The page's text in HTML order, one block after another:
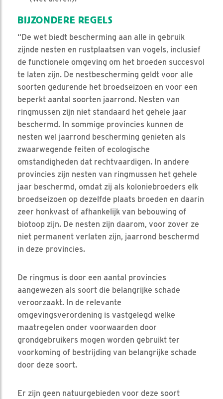
BIJZONDERE REGELS
“De wet biedt bescherming aan alle in gebruik
zijnde nesten en rustplaatsen van vogels, inclusief
de functionele omgeving om het broeden succesvol
te laten zijn. De nestbescherming geldt voor alle
soorten gedurende het broedseizoen en voor een
beperkt aantal soorten jaarrond. Nesten van
ringmussen zijn niet standaard het gehele jaar
beschermd. In sommige provincies kunnen de
nesten wel jaarrond bescherming genieten als
zwaarwegende feiten of ecologische
omstandigheden dat rechtvaardigen. In andere
provincies zijn nesten van ringmussen het gehele
jaar beschermd, omdat zij als koloniebroeders elk
broedseizoen op dezelfde plaats broeden en daarin
zeer honkvast of afhankelijk van bebouwing of
biotoop zijn. De nesten zijn daarom, voor zover ze
niet permanent verlaten zijn, jaarrond beschermd
in deze provincies.
De ringmus is door een aantal provincies
aangewezen als soort die belangrijke schade
veroorzaakt. In de relevante
omgevingsverordening is vastgelegd welke
maatregelen onder voorwaarden door
grondgebruikers mogen worden gebruikt ter
voorkoming of bestrijding van belangrijke schade
door deze soort.
Er zijn geen natuurgebieden voor deze soort